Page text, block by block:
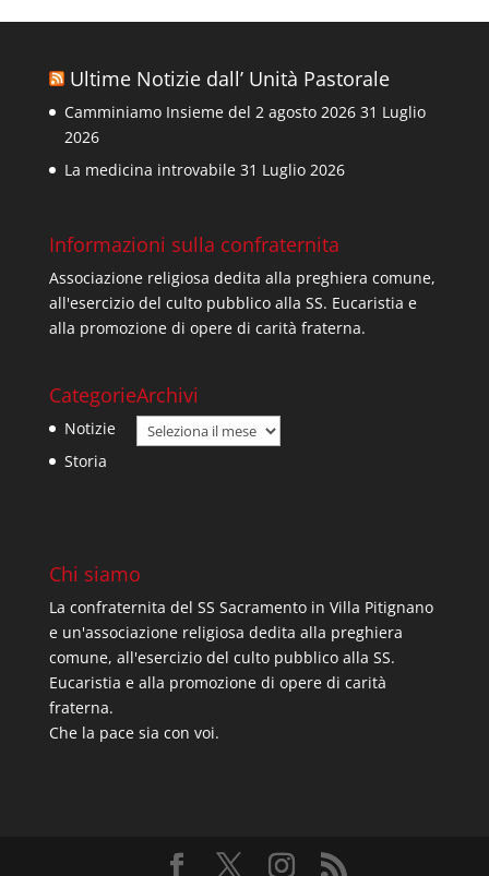
Ultime Notizie dall’ Unità Pastorale
Camminiamo Insieme del 2 agosto 2026 31 Luglio
2026
La medicina introvabile 31 Luglio 2026
Informazioni sulla confraternita
Associazione religiosa dedita alla preghiera comune,
all'esercizio del culto pubblico alla SS. Eucaristia e
alla promozione di opere di carità fraterna.
Categorie
Notizie
Storia
Archivi
Archivi
Chi siamo
La confraternita del SS Sacramento in Villa Pitignano
e un'associazione religiosa dedita alla preghiera
comune, all'esercizio del culto pubblico alla SS.
Eucaristia e alla promozione di opere di carità
fraterna.
Che la pace sia con voi.